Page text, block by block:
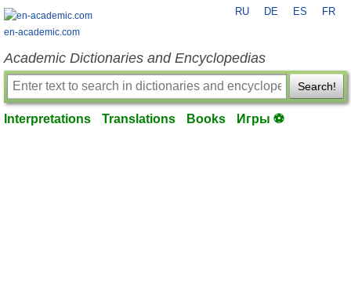
en-academic.com
RU DE ES FR
Academic Dictionaries and Encyclopedias
Search!
Interpretations Translations Books Игры ⚽